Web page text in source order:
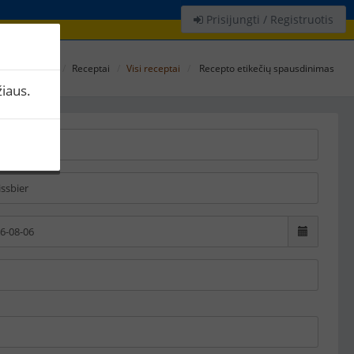
Prisijungti / Registruotis
Receptai Visi receptai Recepto etikečių spausdinimas